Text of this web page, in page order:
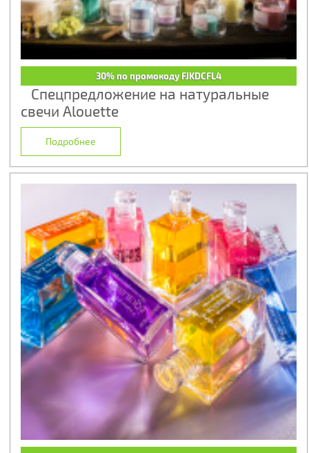
30% по промокоду FJKDCFL4
Спецпредложение на натуральные
свечи Alouette
Подробнее